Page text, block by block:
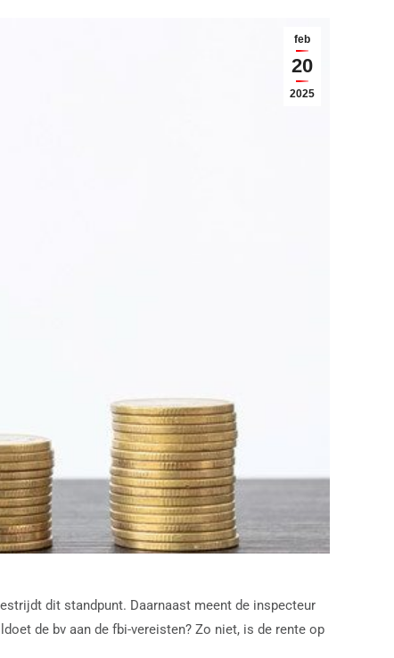
feb
20
2025
dit standpunt. Daarnaast meent de inspecteur
de bv aan de fbi-vereisten? Zo niet, is de rente op